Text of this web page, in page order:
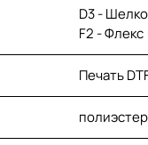
D3 -
F2 - Флекс
Печать